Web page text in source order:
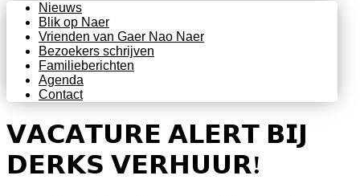
Nieuws
Blik op Naer
Vrienden van Gaer Nao Naer
Bezoekers schrijven
Familieberichten
Agenda
Contact
𝗩𝗔𝗖𝗔𝗧𝗨𝗥𝗘 𝗔𝗟𝗘𝗥𝗧 𝗕𝗜𝗝
𝗗𝗘𝗥𝗞𝗦 𝗩𝗘𝗥𝗛𝗨𝗨𝗥!